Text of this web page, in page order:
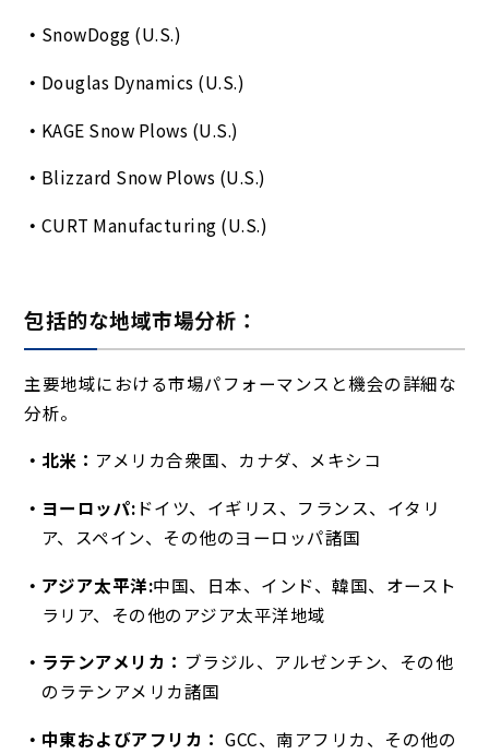
SnowDogg (U.S.)
Douglas Dynamics (U.S.)
KAGE Snow Plows (U.S.)
Blizzard Snow Plows (U.S.)
CURT Manufacturing (U.S.)
包括的な地域市場分析：
主要地域における市場パフォーマンスと機会の詳細な
分析。
北米： アメリカ合衆国、カナダ、メキシコ
ヨーロッパ: ドイツ、イギリス、フランス、イタリ
ア、スペイン、その他のヨーロッパ諸国
アジア太平洋:中国、日本、インド、韓国、オースト
ラリア、その他のアジア太平洋地域
ラテンアメリカ： ブラジル、アルゼンチン、その他
のラテンアメリカ諸国
中東およびアフリカ： GCC、南アフリカ、その他の